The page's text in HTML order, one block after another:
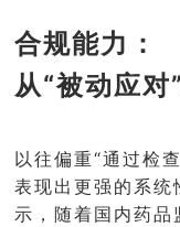
合规能力：
从“被动应对
以往偏重“通过检
表现出更强的系统
示，随着国内药